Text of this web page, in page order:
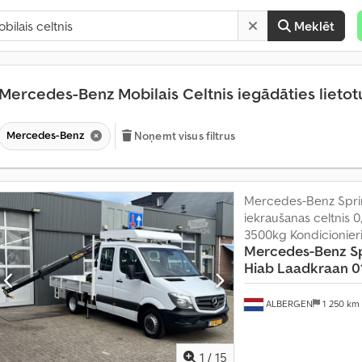
Meklēt
Mercedes-Benz Mobilais Celtnis iegādāties
Mercedes-Benz Noņemt visus filtrus
1 / 15
ALBERGEN 1 250 km
Mercedes-Benz
iekraušanas celtnis
3500kg
Mercedes-Benz
Hiab Laadkraan
M
ē